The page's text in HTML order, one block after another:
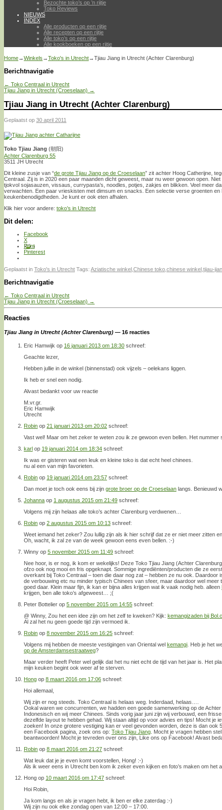
Bezochte toko’s op ’n rijtje
Toko Reviews
NIEUWS
INDEX
Alle producten op een rijtje
Alle recepten op een rijtje
Alle toko’s op een rijtje
Alle kookboeken op een rijtje
Home→Winkels →Toko's in Utrecht→Tjiau Jiang in Utrecht (Achter Clarenburg)
Berichtnavigatie
← Toko Centraal in Utrecht
Tjiau Jiang in Utrecht (Croeselaan) →
Tjiau Jiang in Utrecht (Achter Clarenburg)
Geplaatst op 30 april 2011
Toko Tjiau Jiang (朝阳)
Achter Clarenburg 55
3511 JH Utrecht
Dit kleine zusje van “de grote Tjiau Jiang op de Croeselaan” zit achter Hoog Catherijne,
Centraal. Zij is in 2020 een paar maanden dicht geweest, maar nu weer gewoon open.
tjokvol sojasauzen, vissaus, currypasta’s, noodles, potjes, zakjes en blikken. Veel meer
verwachten. Een paar vrieskisten met dimsum en snacks. Een selectie verse groenten
keukenbenodigdheden. Je kunt er ook eten afhalen.
Klik hier voor andere: toko’s in Utrecht
Dit delen:
Facebook
X
Print
Pinterest
Geplaatst in Toko's in Utrecht Tags: Aziatische winkel ,Chinese toko,chinese winkel ,tjiau-
Berichtnavigatie
← Toko Centraal in Utrecht
Tjiau Jiang in Utrecht (Croeselaan) →
Reacties
Tjiau Jiang in Utrecht (Achter Clarenburg) — 16 reacties
Eric Hamwijk op 16 januari 2013 om 18:30 schreef:
Geachte lezer,
Hebben jullie in de winkel (binnenstad) ook vijzels – oelekans liggen.
Ik heb er snel een nodig.
Alvast bedankt voor uw reactie
M.vr.gr.
Eric Hamwijk
Utrecht
Robin op 21 januari 2013 om 20:02 schreef:
Vast wel! Maar om het zeker te weten zou ik ze gewoon even bellen. Het nummer
karl op 19 januari 2014 om 18:34 schreef:
Ik was er gisteren wat een leuk en kleine toko is dat echt heel chinees.
nu al een van mijn favorieten.
Robin op 19 januari 2014 om 23:57 schreef:
Dan moet je toch ook eens bij zijn grote broer op de Croeselaan langs. Benieuwd
Johanna op 1 augustus 2015 om 21:49 schreef:
Volgens mij zijn helaas alle toko’s achter Clarenburg verdwenen…
Robin op 2 augustus 2015 om 10:13 schreef:
Weet iemand het zeker? Zou lullig zijn als ik hier schrijf dat ze er niet meer zitten
Oh, wacht, ik zal ze van de week gewoon eens even bellen. :-)
Winny op 5 november 2015 om 11:49 schreef:
Nee hoor, is er nog, ik kom er wekelijks! Deze Toko Tjiau Jiang (Achter
ofzo ook nog mooi en fris opgeknapt. Sommige ingrediënten/producten die ze
overkant bij Toko Centraal – toen die daar nog zat – hebben ze nu ook. Daardoor
de verbouwing etc nu minder typisch Chinees van sfeer, maar daardoor wel meer
goed daar. Klein maar fijn, ik kan er bijna alles krijgen wat ik vaak nodig heb. alleen
krijgen, ben alle toko’s afgeweest… ;(
Peter Bottelier op 5 november 2015 om 14:55 schreef:
@ Winny, Zou het een idee zijn om het zelf te kweken? Kijk: kemangizaden bij
Al zal het nu geen goede tijd zijn vermoed ik.
Robin op 8 november 2015 om 16:25 schreef:
Volgens mij hebben de meeste vestigingen van Oriental wel kemangi . Heb je het
op de Amsterdamsestraatweg?
Maar verder heeft Peter wel gelijk dat het nu niet echt de tijd van het jaar is. Het
mijn keuken begint ook weer af te sterven.
Hong op 8 maart 2016 om 17:06 schreef:
Hoi allemaal,
Wij zijn er nog steeds. Toko Centraal is helaas weg. Inderdaad, helaas….
Ookal waren we concurrenten, we hadden een goede samenwerking op de
Indonesisch en wij meer Chinees. Sinds vorig jaar juni zijn wij verbouwd, een
dezelfde layout te hebben gehad. Wij staan altijd op voor advies en tips! Mocht je
zoeken! In onze grotere vestiging kan er veel gevonden worden, deze is dan ook
een Facebook pagina, zoek ons op: Toko Tjiau Jiang . Mocht je vragen hebben
beantwoorden! Mocht je tevreden over ons zijn, Like ons op Facebook! Alvast
Robin op 8 maart 2016 om 21:27 schreef:
Wat leuk dat je je even komt voorstellen, Hong! :-)
Als ik weer eens in Utrecht ben kom ik zeker even kijken en foto’s maken om het
Hong op 10 maart 2016 om 17:47 schreef:
Hoi Robin,
Ja kom langs en als je vragen hebt, ik ben er elke zaterdag :-)
Wij zijn nu ook elke zondag open van 12:00 – 17:00.